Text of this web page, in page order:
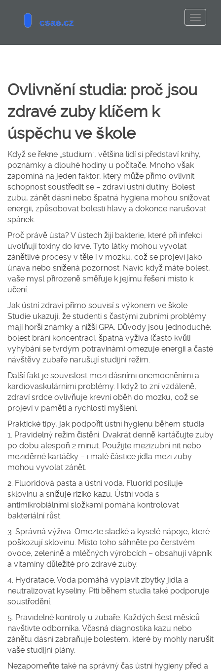
Ovlivnění studia: proč jsou
zdravé zuby klíčem k
úspěchu ve škole
Když se řekne „studium“, většina lidí si představí knihy,
poznámky a dlouhé hodiny u počítače. Mnoho však
zapomíná na jeden faktor, který může přímo ovlivnit
schopnost soustředit se – zdraví ústní dutiny. Bolest
zubu, zánět dásní nebo špatná hygiena mohou snižovat
energii, způsobovat bolesti hlavy a dokonce narušovat
spánek.
Proč právě ústa? V ústech žijí bakterie, které při infekci
uvolňují toxiny do krve. Tyto látky mohou vyvolat
zánětlivé procesy v těle i v mozku, což se projeví jako
únava nebo snížená pozornost. Navíc když máte bolest,
vaše mysl přirozeně směřuje k jejímu řešení místo k
učení.
Jak ústní zdraví přímo souvisí s výkonem ve škole
Studie ukazují, že studenti s častými zubními problémy
mají horší známky a nižší GPA. Důvody jsou jednoduché:
bolest brání koncentraci, špatná výživa (často kvůli
vyhýbání se tvrdým potravinám) omezuje energii a časté
návštěvy zubaře narušují studijní režim.
Další fakt je souvislost mezi dásními onemocněními a
kardiovaskulárními problémy. I když to zní vzdáleně,
zdraví srdce ovlivňuje krevní oběh do mozku, což se
projeví v paměti a rychlosti myšlení.
Praktické tipy, jak podpořit ústní hygienu během studia
1. Pravidelný režim čistění. Dvakrát denně kartáčujte zuby
po dobu alespoň 2 minut. Použijte mezizubní nit nebo
meziděrné kartáčky – i malé částice jídla mezi zuby
mohou vyvolat zánět.
2. Fluoridová pasta a ústní voda. Fluorid posiluje
sklovinu a snižuje riziko kazu. Ústní voda s
antimikrobiálními složkami pomáhá kontrolovat
bakteriální růst.
3. Správná výživa. Omezte sladké a kyselé nápoje, které
poškozují sklovinu. Místo toho sáhněte po čerstvém
ovoce, zelenině a mléčných výrobcích – obsahují vápník
a vitamíny důležité pro zdravé zuby.
4. Hydratace. Voda pomáhá vyplavit zbytky jídla a
neutralizovat kyseliny. Pití během studia také podporuje
soustředění.
5. Pravidelné kontroly u zubaře. Každých šest měsíců
navštivte odborníka. Včasná diagnostika kazu nebo
zánětu dásní zabraňuje bolestem, které by mohly narušit
vaše studijní plány.
Nezapomeňte také na správný čas ústní hygieny před a